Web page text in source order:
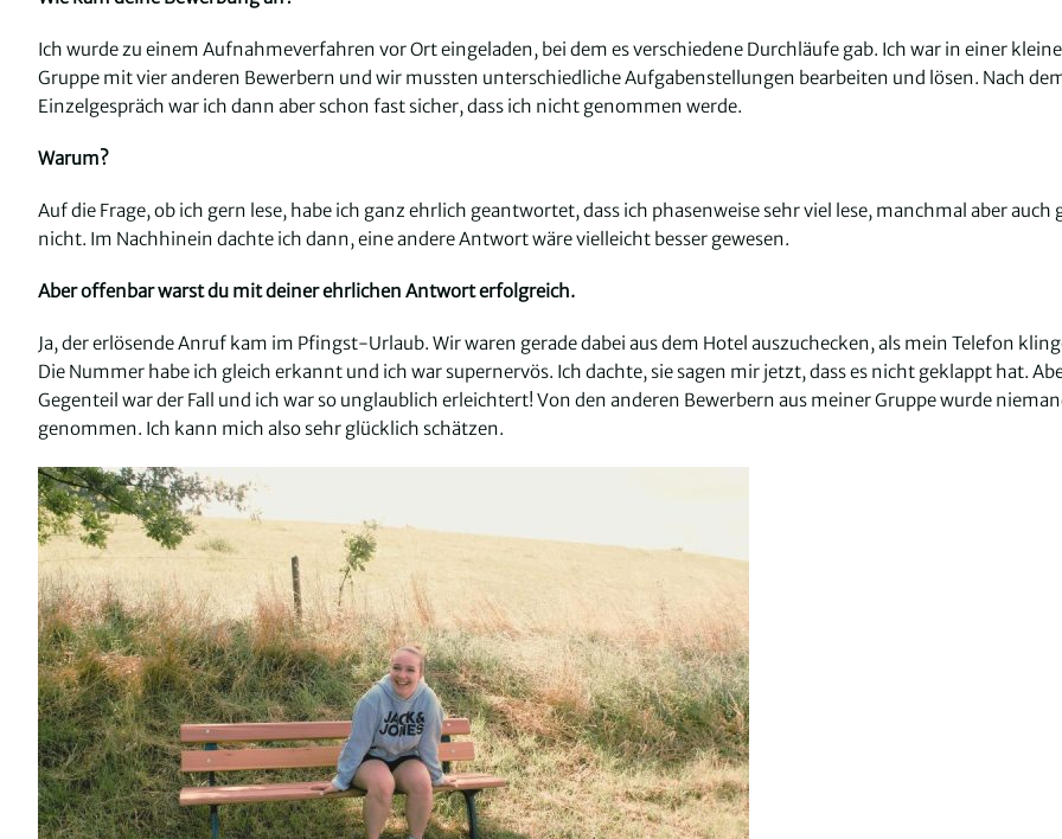
Ich wurde zu einem Aufnahmeverfahren vor Ort eingeladen, bei dem es verschiedene Durchläufe gab. Ich war in einer
Gruppe mit vier anderen Bewerbern und wir mussten unterschiedliche Aufgabenstellungen bearbeiten und lösen. Nach
Einzelgespräch war ich dann aber schon fast sicher, dass ich nicht genommen werde.
Warum?
Auf die Frage, ob ich gern lese, habe ich ganz ehrlich geantwortet, dass ich phasenweise sehr viel lese, manchmal aber auch
nicht. Im Nachhinein dachte ich dann, eine andere Antwort wäre vielleicht besser gewesen.
Aber offenbar warst du mit deiner ehrlichen Antwort erfolgreich.
Ja, der erlösende Anruf kam im Pfingst-Urlaub. Wir waren gerade dabei aus dem Hotel auszuchecken, als mein Telefon
Die Nummer habe ich gleich erkannt und ich war supernervös. Ich dachte, sie sagen mir jetzt, dass es nicht geklappt hat.
Gegenteil war der Fall und ich war so unglaublich erleichtert! Von den anderen Bewerbern aus meiner Gruppe wurde
genommen. Ich kann mich also sehr glücklich schätzen.